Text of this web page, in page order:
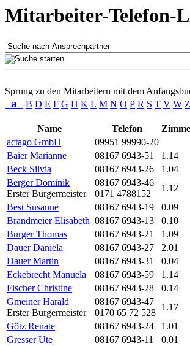
Mitarbeiter-Telefon-
Sprung zu den Mitarbeitern mit dem
a B D E F G H K L M N O P R S T V W Z
Name
Telefon
actago GmbH
09951 99990-20
Baier Marianne
08167 6943-51 1.14
Beck Silvia
08167 6943-26 1.04
Berger Dominik
Erster Bürgermeister
08167 6943-46
0171 4788152
1.12
Best Susanne
08167 6943-19 0.09
Brandmeier Elisabeth 08167 6943-13 0.10
Burger Thomas
08167 6943-21 1.09
Dauer Daniela
08167 6943-27 2.01
Dauer Martin
08167 6943-31 0.04
Eckebrecht Manuela
08167 6943-59 1.14
Fischer Christine
08167 6943-28 0.14
Gmeiner Harald
Erster Bürgermeister
08167 6943-47
0170 65 72 528
1.17
Götz Renate
08167 6943-24 1.01
Gresser Ute
08167 6943-11 0.01